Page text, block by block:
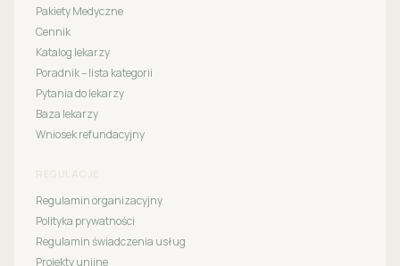
Pakiety Medyczne
Cennik
Katalog lekarzy
Poradnik – lista kategorii
Pytania do lekarzy
Baza lekarzy
Wniosek refundacyjny
REGULACJE
Regulamin organizacyjny
Polityka prywatności
Regulamin świadczenia usług
Projekty unijne